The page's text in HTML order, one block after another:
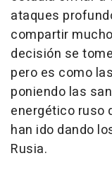
ataques
compartir
decisión se
pero es como
poniendo las
energético ruso
han ido dando
Rusia.